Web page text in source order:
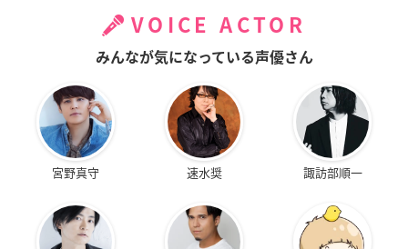
VOICE ACTOR
みんなが気になっている声優さん
宮野真守 速水奨 諏訪部順一